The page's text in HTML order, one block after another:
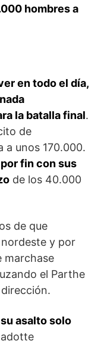
hombres a
en todo el día,
la batalla final.
de
a unos 170.000.
fin con sus
de los 40.000
de que
y por
marchase
el Parthe
asalto solo